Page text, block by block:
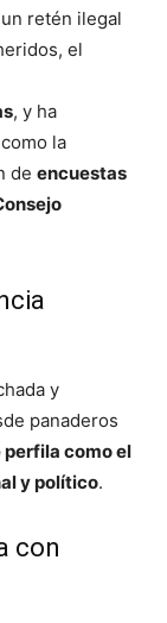
retén ilegal
el
, y ha
la
de encuestas
y
panaderos
perfila como el
y político.
con